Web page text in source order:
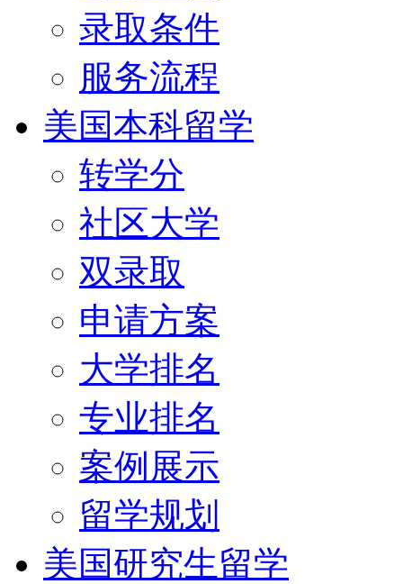
录取条件
服务流程
美国本科留学
转学分
社区大学
双录取
申请方案
大学排名
专业排名
案例展示
留学规划
美国研究生留学